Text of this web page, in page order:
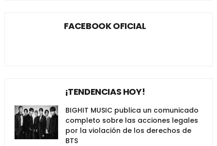
FACEBOOK OFICIAL
¡TENDENCIAS HOY!
BIGHIT MUSIC publica un comunicado
completo sobre las acciones legales
por la violación de los derechos de
BTS